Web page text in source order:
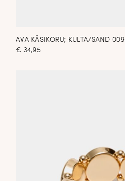
AVA KÄSIKORU; KULTA/SAND 009
€ 34,95